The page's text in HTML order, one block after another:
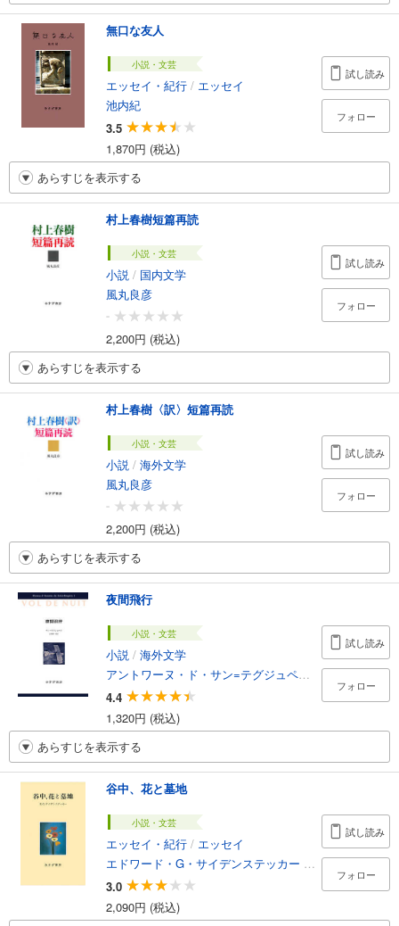
無口な友人
小説・文芸
エッセイ・紀行 / エッセイ
池内紀
3.5
1,870円 (税込)
試し読み
フォロー
あらすじを表示する
村上春樹短篇再読
小説・文芸
小説 / 国内文学
風丸良彦
-
2,200円 (税込)
試し読み
フォロー
あらすじを表示する
村上春樹〈訳〉短篇再読
小説・文芸
小説 / 海外文学
風丸良彦
-
2,200円 (税込)
試し読み
フォロー
あらすじを表示する
夜間飛行
小説・文芸
小説 / 海外文学
アントワーヌ・ド・サン=テグジュペリ
山崎庸一郎
4.4
1,320円 (税込)
試し読み
フォロー
あらすじを表示する
谷中、花と墓地
小説・文芸
エッセイ・紀行 / エッセイ
エドワード・G・サイデンステッカー
山口徹三
3.0
2,090円 (税込)
試し読み
フォロー